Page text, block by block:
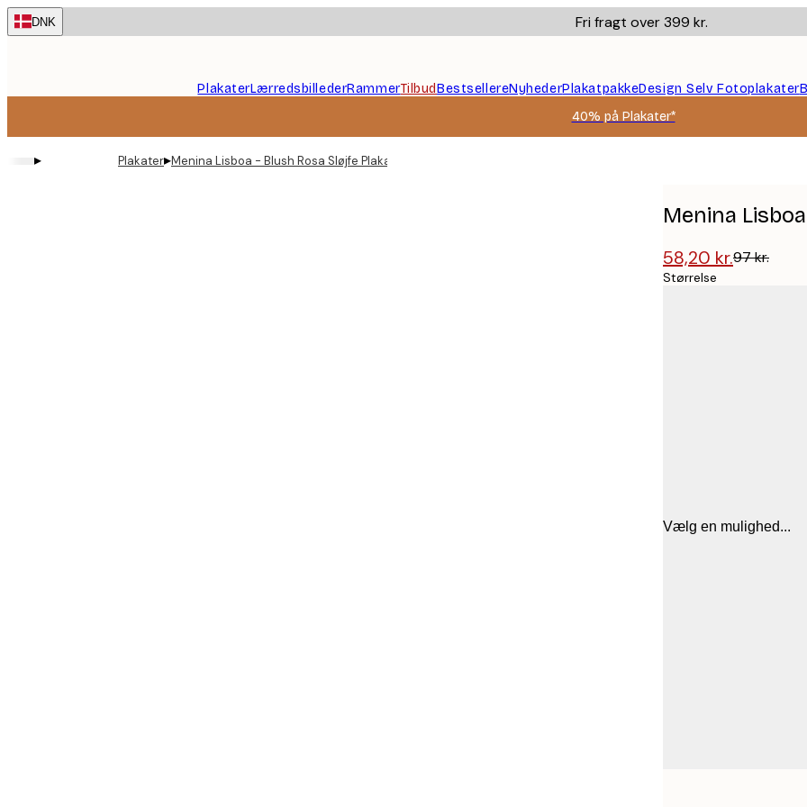
Skip
to
DNK Fri fragt over 399 kr.
PlakaterLærredsbillederRammerTilbudBestsellereNyhederPlakatpakkeDesign Selv Fotoplakater
40% på Plakater*
▸ Plakater▸Menina Lisboa - Blush Rosa Sløjfe Plakat
Menina
58,20 kr.97 kr.
Størrelse
Vælg en mulighed...